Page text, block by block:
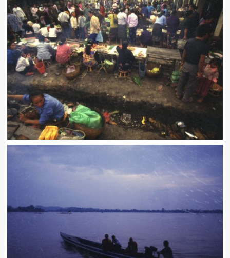
ラオス / Laos
Leave a comment
ラオス / Laos